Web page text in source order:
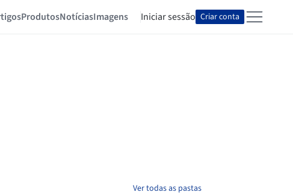
ProdutosNotíciasImagens Iniciar sessão Criar conta
Ver todas as pastas